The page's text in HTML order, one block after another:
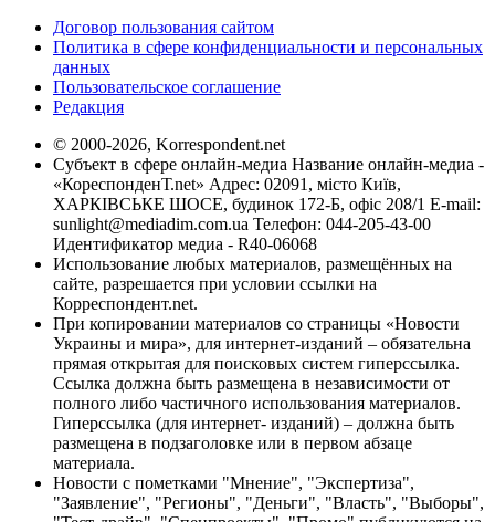
Договор пользования сайтом
Политика в сфере конфиденциальности и персональных
данных
Пользовательское соглашение
Редакция
© 2000-2026, Korrespondent.net
Субъект в сфере онлайн-медиа Название онлайн-медиа -
«КореспонденТ.net» Адрес: 02091, місто Київ,
ХАРКІВСЬКЕ ШОСЕ, будинок 172-Б, офіс 208/1 E-mail:
sunlight@mediadim.com.ua Телефон: 044-205-43-00
Идентификатор медиа - R40-06068
Использование любых материалов, размещённых на
сайте, разрешается при условии ссылки на
Корреспондент.net.
При копировании материалов со страницы «Новости
Украины и мира», для интернет-изданий – обязательна
прямая открытая для поисковых систем гиперссылка.
Ссылка должна быть размещена в независимости от
полного либо частичного использования материалов.
Гиперссылка (для интернет- изданий) – должна быть
размещена в подзаголовке или в первом абзаце
материала.
Новости с пометками "Мнение", "Экспертиза",
"Заявление", "Регионы", "Деньги", "Власть", "Выборы",